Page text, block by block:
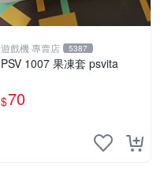
遊戲機 專賣店 5387
PSV 1007 果凍套 psvita
$70